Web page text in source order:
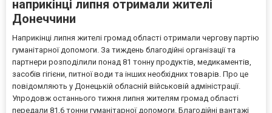
наприкінці липня отримали жителі
Донеччини
Наприкінці липня жителі громад області отримали чергову партію
гуманітарної допомоги. За тиждень благодійні організації та
партнери розподілили понад 81 тонну продуктів, медикаментів,
засобів гігієни, питної води та інших необхідних товарів. Про це
повідомляють у Донецькій обласній військовій адміністрації.
Упродовж останнього тижня липня жителям громад області
передали 81,6 тонни гуманітарної допомоги. Благодійні вантажі